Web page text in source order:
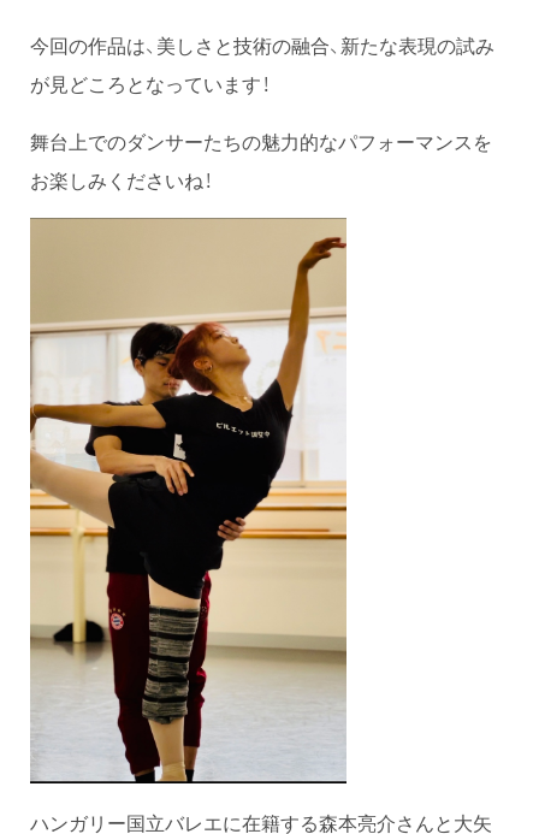
今回の作品は、美しさと技術の融合、新たな表現の試み
が見どころとなっています！
舞台上でのダンサーたちの魅力的なパフォーマンスを
お楽しみくださいね！
ハンガリー国立バレエに在籍する森本亮介さんと大矢